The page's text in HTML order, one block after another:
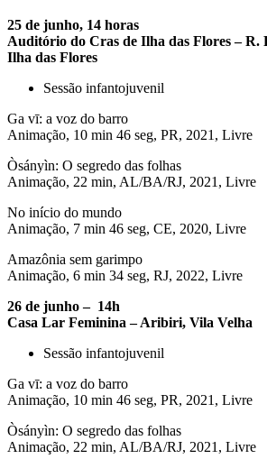
25 de junho, 14 horas
Auditório do Cras de Ilha das Flores – R.
Ilha das Flores
Sessão infantojuvenil
Ga vī: a voz do barro
Animação, 10 min 46 seg, PR, 2021, Livre
Òsányìn: O segredo das folhas
Animação, 22 min, AL/BA/RJ, 2021, Livre
No início do mundo
Animação, 7 min 46 seg, CE, 2020, Livre
Amazônia sem garimpo
Animação, 6 min 34 seg, RJ, 2022, Livre
26 de junho – 14h
Casa Lar Feminina – Aribiri, Vila Velha
Sessão infantojuvenil
Ga vī: a voz do barro
Animação, 10 min 46 seg, PR, 2021, Livre
Òsányìn: O segredo das folhas
Animação, 22 min, AL/BA/RJ, 2021, Livre